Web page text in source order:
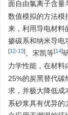
面自由氯离子含量
数值模拟的方法模
来，利用导电材料
掺碳系和纳米导电
[12-13]。宋凯等[14]
力学性能，在材料
25%的炭黑替代碳
求，并极大降低成
系砂浆具有优异的